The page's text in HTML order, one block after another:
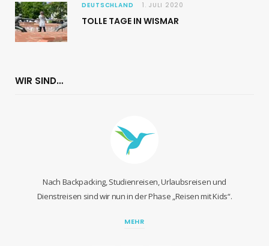
DEUTSCHLAND 1. JULI 2020
TOLLE TAGE IN WISMAR
WIR SIND…
Nach Backpacking, Studienreisen, Urlaubsreisen und
Dienstreisen sind wir nun in der Phase „Reisen mit Kids“.
MEHR